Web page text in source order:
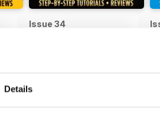
Details
Issue 34